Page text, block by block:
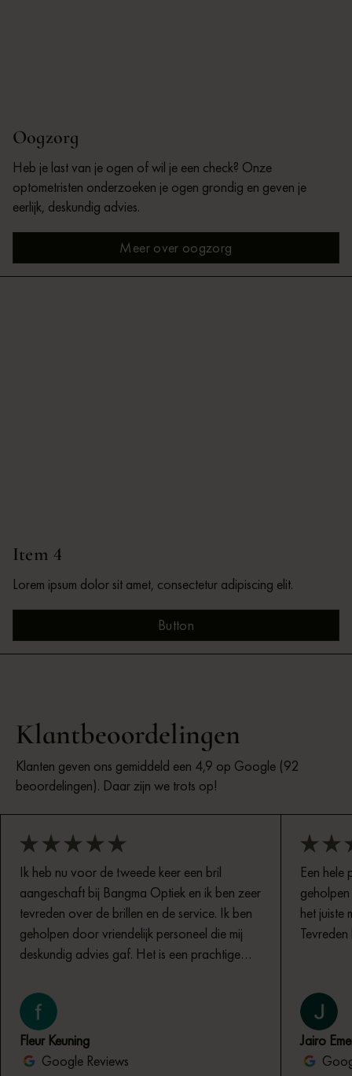
Oogzorg
Heb je last van je ogen of wil je een check? Onze
optometristen onderzoeken je ogen grondig en geven je
eerlijk, deskundig advies.
Meer over oogzorg
Meer over oogzorg
Item 4
Lorem ipsum dolor sit amet, consectetur adipiscing elit.
Button
Button
Klantbeoordelingen
Klanten geven ons gemiddeld een 4,9 op Google (92
beoordelingen). Daar zijn we trots op!
Ik heb nu voor de tweede keer een bril
aangeschaft bij Bangma Optiek en ik ben zeer
tevreden over de brillen en de service. Ik ben
geholpen door vriendelijk personeel die mij
deskundig advies gaf. Het is een prachtige
brillen.
Fleur Keuning
Google Reviews
Een hele
het juiste
Tevreden
Jairo